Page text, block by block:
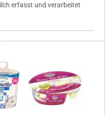
erfasst und verarbeitet